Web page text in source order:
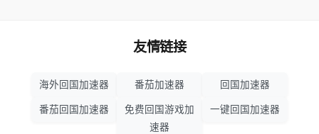
友情链接
海外回国加速器 番茄加速器 回国加速器
番茄回国加速器
免费回国游戏加
速器
一键回国加速器